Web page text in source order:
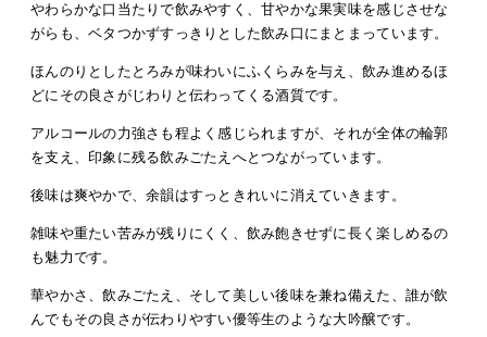
やわらかな口当たりで飲みやすく、甘やかな果実味を感じさせな
がらも、ベタつかずすっきりとした飲み口にまとまっています。
ほんのりとしたとろみが味わいにふくらみを与え、飲み進めるほ
どにその良さがじわりと伝わってくる酒質です。
アルコールの力強さも程よく感じられますが、それが全体の輪郭
を支え、印象に残る飲みごたえへとつながっています。
後味は爽やかで、余韻はすっときれいに消えていきます。
雑味や重たい苦みが残りにくく、飲み飽きせずに長く楽しめるの
も魅力です。
華やかさ、飲みごたえ、そして美しい後味を兼ね備えた、誰が飲
んでもその良さが伝わりやすい優等生のような大吟醸です。